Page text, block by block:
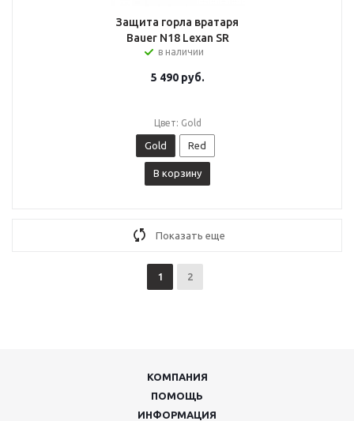
Защита горла вратаря
Bauer N18 Lexan SR
в наличии
5 490руб.
Цвет: Gold
Gold Red
В корзину
Показать еще
1 2
КОМПАНИЯ
ПОМОЩЬ
ИНФОРМАЦИЯ